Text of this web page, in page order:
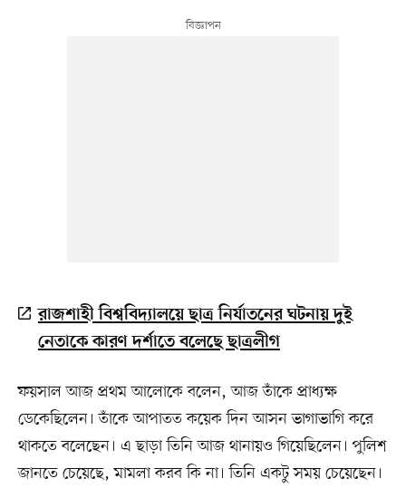
রাজশাহী বিশ্ববিদ্যালয়ে ছাত্র নির্যাতনের ঘটনায় দুই
নেতাকে কারণ দর্শাতে বলেছে ছাত্রলীগ
ফয়সাল আজ প্রথম আলোকে বলেন, আজ তাঁকে প্রাধ্যক্ষ
ডেকেছিলেন। তাঁকে আপাতত কয়েক দিন আসন ভাগাভাগি করে
থাকতে বলেছেন। এ ছাড়া তিনি আজ থানায়ও গিয়েছিলেন। পুলিশ
জানতে চেয়েছে, মামলা করব কি না। তিনি একটু সময় চেয়েছেন।